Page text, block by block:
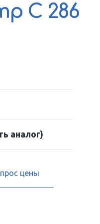
C 286
аналог)
цены